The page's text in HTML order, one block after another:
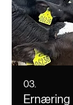
03.
Ernæring